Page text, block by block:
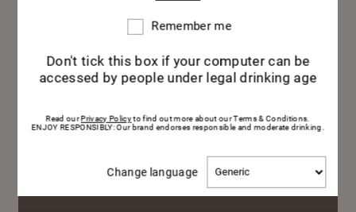
Remember
Remember me
Don't tick this box if your computer can be
accessed by people under legal drinking age
Read ourPrivacy Policyto find out more about our Terms & Conditions.
ENJOY RESPONSIBLY: Our brand endorses responsible and moderate drinking.
Change languageChange
language